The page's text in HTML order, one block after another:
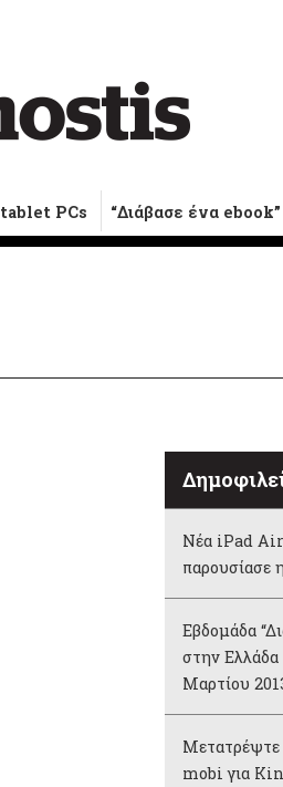
tablet PCs “Διάβασε ένα ebook”
Νέα iPad
παρουσίασε
Εβδομάδα
στην
Μαρτίου
Μετατρέψτε
mobi για